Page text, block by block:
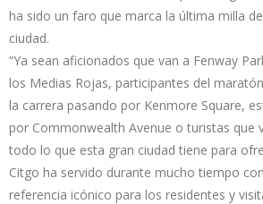
ha sido un faro que marca la última milla
ciudad.
“Ya sean aficionados que van a Fenway
los Medias Rojas, participantes del
la carrera pasando por Kenmore Square,
por Commonwealth Avenue o turistas que
todo lo que esta gran ciudad tiene para
Citgo ha servido durante mucho tiempo
referencia icónico para los residentes y